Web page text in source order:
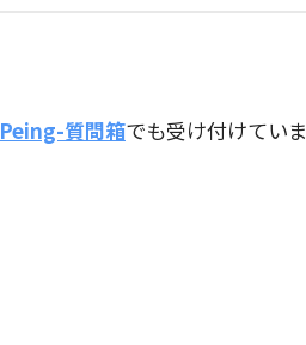
Peing-質問箱でも受け付けていま